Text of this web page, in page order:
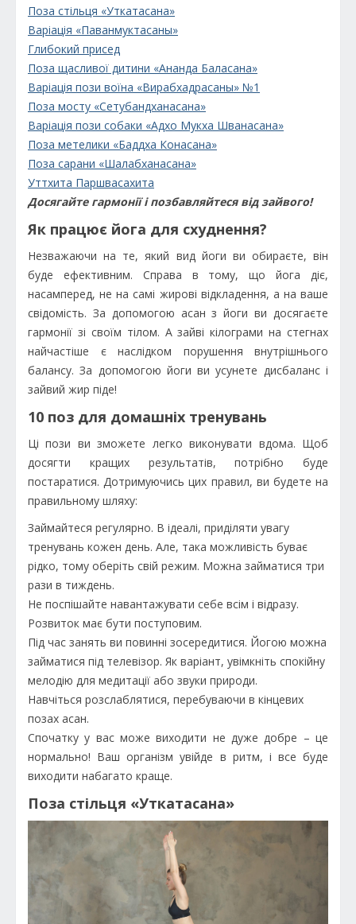
Поза стільця «Уткатасана»
Варіація «Паванмуктасаны»
Глибокий присед
Поза щасливої дитини «Ананда Баласана»
Варіація пози воїна «Вирабхадрасаны» №1
Поза мосту «Сетубандханасана»
Варіація пози собаки «Адхо Мукха Шванасана»
Поза метелики «Баддха Конасана»
Поза сарани «Шалабханасана»
Уттхита Паршвасахита
Досягайте гармонії і позбавляйтеся від зайвого!
Як працює йога для схуднення?
Незважаючи на те, який вид йоги ви обираєте, він
буде ефективним. Справа в тому, що йога діє,
насамперед, не на самі жирові відкладення, а на ваше
свідомість. За допомогою асан з йоги ви досягаєте
гармонії зі своїм тілом. А зайві кілограми на стегнах
найчастіше є наслідком порушення внутрішнього
балансу. За допомогою йоги ви усунете дисбаланс і
зайвий жир піде!
10 поз для домашніх тренувань
Ці пози ви зможете легко виконувати вдома. Щоб
досягти кращих результатів, потрібно буде
постаратися. Дотримуючись цих правил, ви будете на
правильному шляху:
Займайтеся регулярно. В ідеалі, приділяти увагу
тренувань кожен день. Але, така можливість буває
рідко, тому оберіть свій режим. Можна займатися три
рази в тиждень.
Не поспішайте навантажувати себе всім і відразу.
Розвиток має бути поступовим.
Під час занять ви повинні зосередитися. Йогою можна
займатися під телевізор. Як варіант, увімкніть спокійну
мелодію для медитації або звуки природи.
Навчіться розслаблятися, перебуваючи в кінцевих
позах асан.
Спочатку у вас може виходити не дуже добре – це
нормально! Ваш організм увійде в ритм, і все буде
виходити набагато краще.
Поза стільця «Уткатасана»